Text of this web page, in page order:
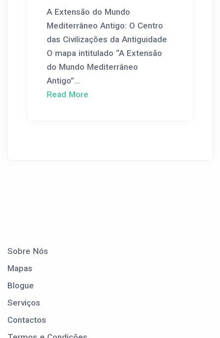
A Extensão do Mundo
Mediterrâneo Antigo: O Centro
das Civilizações da Antiguidade
O mapa intitulado “A Extensão
do Mundo Mediterrâneo
Antigo”...
Read More
Sobre Nós
Mapas
Blogue
Serviços
Contactos